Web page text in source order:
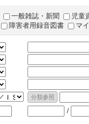
一般雑誌・新聞
児童
障害者用録音図書 マ
/